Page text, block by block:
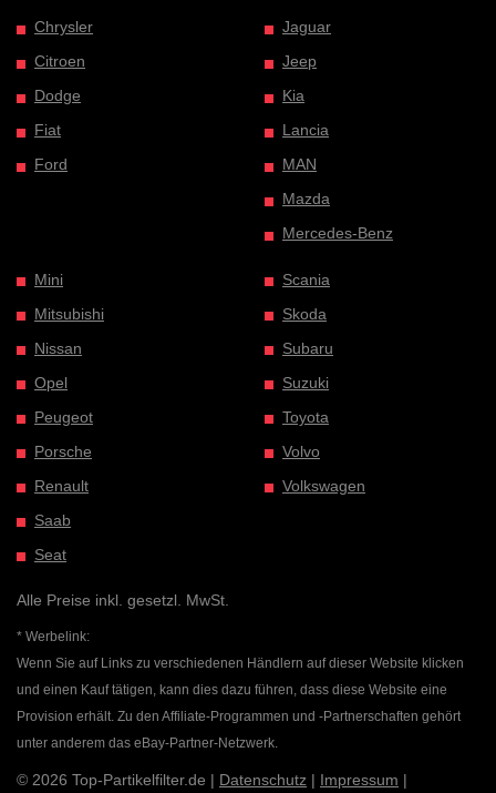
Chrysler
Citroen
Dodge
Fiat
Ford
Jaguar
Jeep
Kia
Lancia
MAN
Mazda
Mercedes-Benz
Mini
Mitsubishi
Nissan
Opel
Peugeot
Porsche
Renault
Saab
Seat
Scania
Skoda
Subaru
Suzuki
Toyota
Volvo
Volkswagen
Alle Preise inkl. gesetzl. MwSt.
* Werbelink:
Wenn Sie auf Links zu verschiedenen Händlern auf dieser Website klicken
und einen Kauf tätigen, kann dies dazu führen, dass diese Website eine
Provision erhält. Zu den Affiliate-Programmen und -Partnerschaften gehört
unter anderem das eBay-Partner-Netzwerk.
© 2026 Top-Partikelfilter.de | Datenschutz | Impressum |